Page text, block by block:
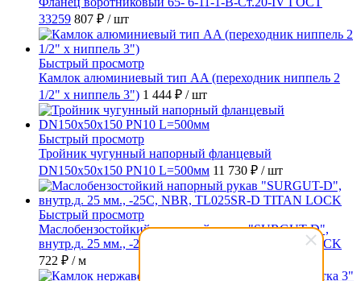
33259 807 ₽ / шт
Быстрый просмотр
Камлок алюминиевый тип AA (переходник ниппель 2
1/2" х ниппель 3") 1 444 ₽ / шт
Быстрый просмотр
Тройник чугунный напорный фланцевый
DN150х50х150 PN10 L=500мм 11 730 ₽ / шт
Быстрый просмотр
Маслобензостойкий напорный рукав "SURGUT-D",
внутр.д. 25 мм., -25C, NBR, TL025SR-D TITAN LOCK
722 ₽ / м